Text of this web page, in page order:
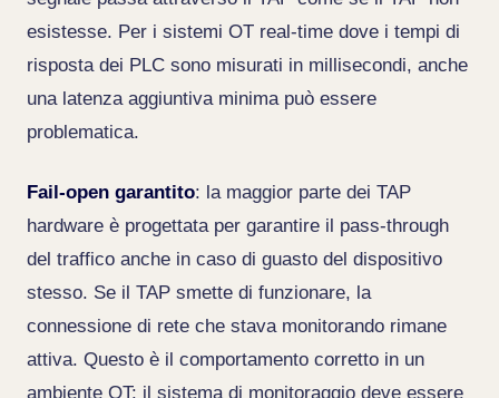
esistesse. Per i sistemi OT real-time dove i tempi di
risposta dei PLC sono misurati in millisecondi, anche
una latenza aggiuntiva minima può essere
problematica.
Fail-open garantito: la maggior parte dei TAP
hardware è progettata per garantire il pass-through
del traffico anche in caso di guasto del dispositivo
stesso. Se il TAP smette di funzionare, la
connessione di rete che stava monitorando rimane
attiva. Questo è il comportamento corretto in un
ambiente OT: il sistema di monitoraggio deve essere